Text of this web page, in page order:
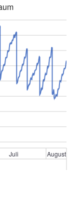
Juli
August